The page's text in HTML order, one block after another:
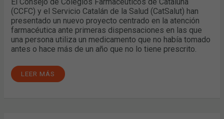
(CCFC) y el Servicio Catalán de la Salud (CatSalut) han
presentado un nuevo proyecto centrado en la atención
farmacéutica ante primeras dispensaciones en las que
una persona utiliza un medicamento que no había tomado
antes o hace más de un año que no lo tiene prescrito.
LEER MÁS